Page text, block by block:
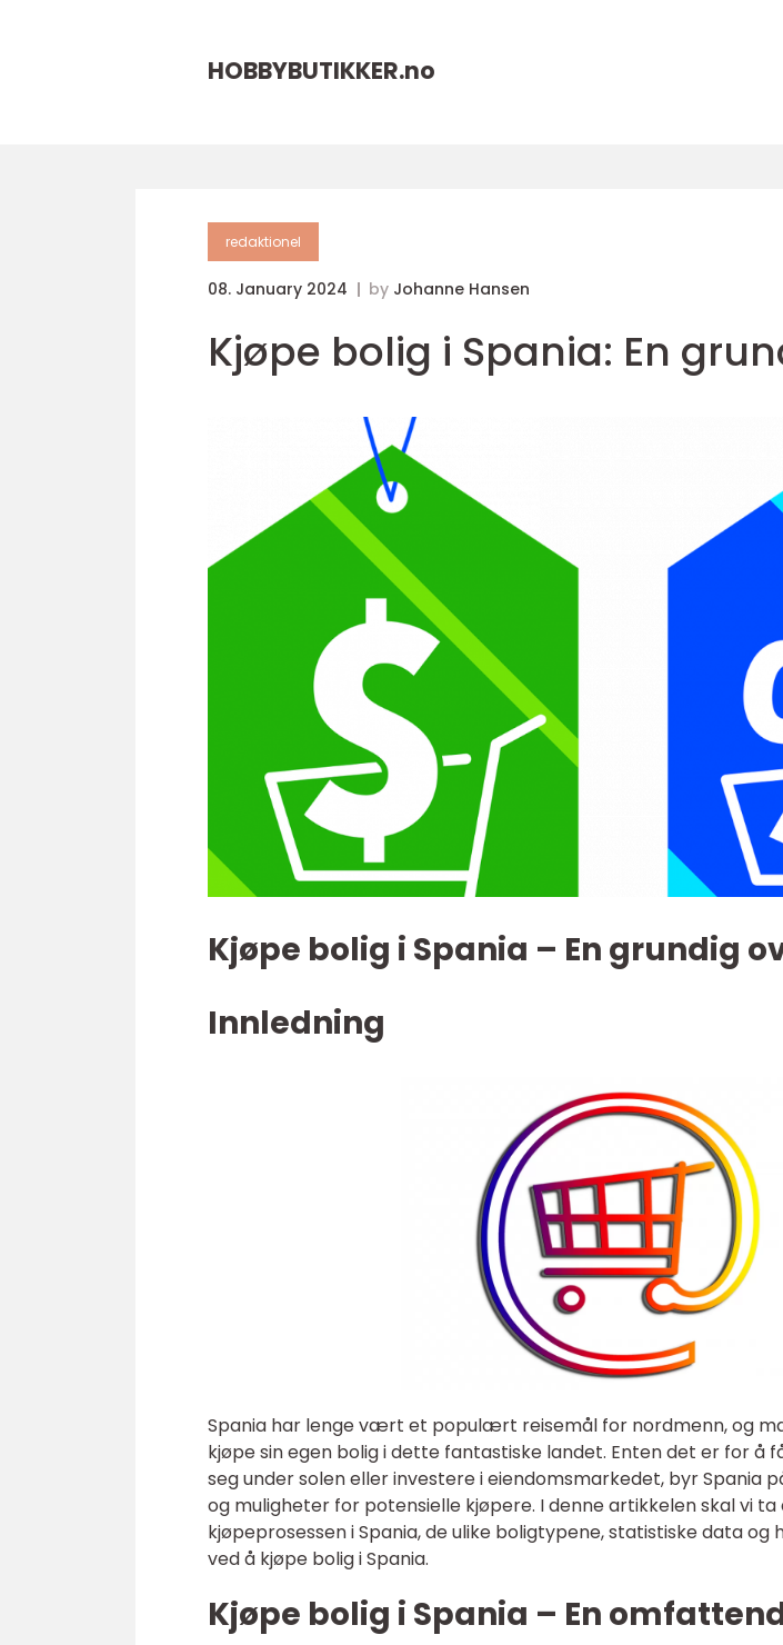
HOBBYBUTIKKER.no
redaktionel
08. January 2024 by Johanne Hansen
Kjøpe bolig i Spania: En
Kjøpe bolig i Spania – En grundig
Innledning
Spania har lenge vært et populært reisemål for nordmenn, og
kjøpe sin egen bolig i dette fantastiske landet. Enten det er for å
seg under solen eller investere i eiendomsmarkedet, byr Spania
og muligheter for potensielle kjøpere. I denne artikkelen skal vi
kjøpeprosessen i Spania, de ulike boligtypene, statistiske data
ved å kjøpe bolig i Spania.
Kjøpe bolig i Spania – En